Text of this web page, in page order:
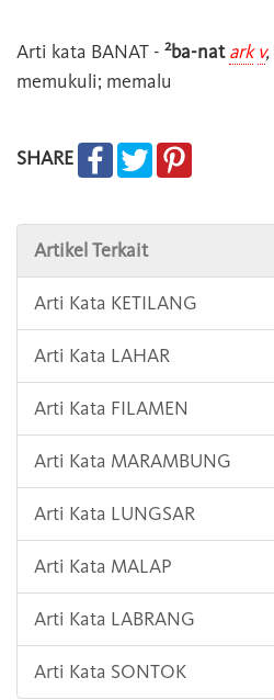
Arti kata BANAT - 2ba-nat ark v,
memukuli; memalu
SHARE
Artikel Terkait
Arti Kata KETILANG
Arti Kata LAHAR
Arti Kata FILAMEN
Arti Kata MARAMBUNG
Arti Kata LUNGSAR
Arti Kata MALAP
Arti Kata LABRANG
Arti Kata SONTOK